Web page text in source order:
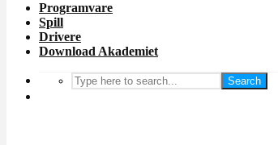
Programvare
Spill
Drivere
Download Akademiet
Search